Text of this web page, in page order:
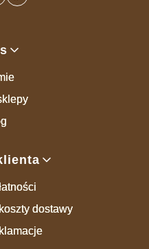
dostawy